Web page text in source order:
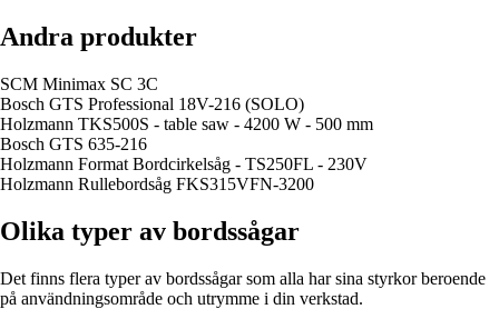
Andra produkter
SCM Minimax SC 3C
Bosch GTS Professional 18V-216 (SOLO)
Holzmann TKS500S - table saw - 4200 W - 500 mm
Bosch GTS 635-216
Holzmann Format Bordcirkelsåg - TS250FL - 230V
Holzmann Rullebordsåg FKS315VFN-3200
Olika typer av bordssågar
Det finns flera typer av bordssågar som alla har sina styrkor beroende
på användningsområde och utrymme i din verkstad.